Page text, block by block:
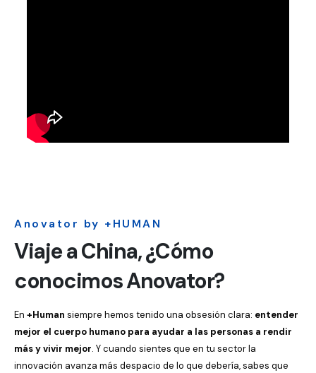
Anovator by +HUMAN
Viaje a China, ¿Cómo
conocimos Anovator?
En +Human siempre hemos tenido una obsesión clara: entender
mejor el cuerpo humano para ayudar a las personas a rendir
más y vivir mejor. Y cuando sientes que en tu sector la
innovación avanza más despacio de lo que debería, sabes que